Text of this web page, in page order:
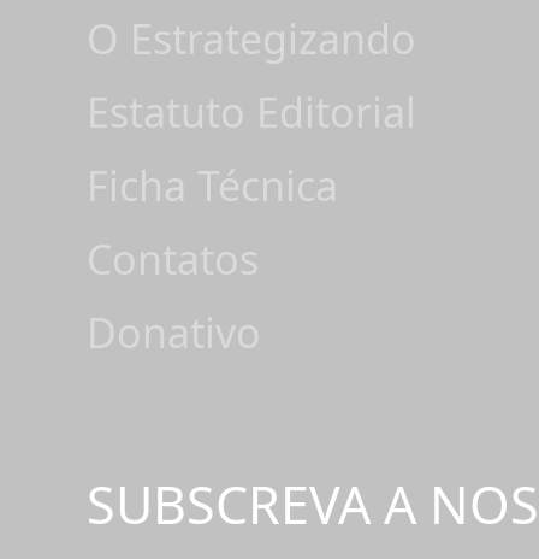
O Estrategizando
Estatuto Editorial
Ficha Técnica
Contatos
Donativo
SUBSCREVA A